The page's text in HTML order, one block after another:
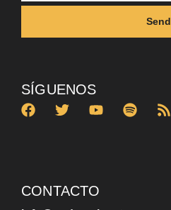
Send
SÍGUENOS
CONTACTO